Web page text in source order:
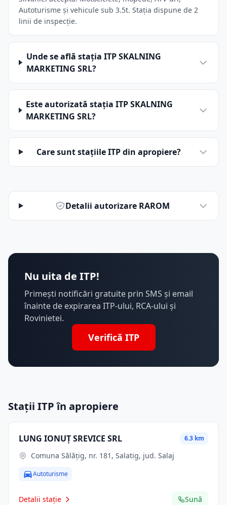
Autoturisme și vehicule sub 3.5t. Stația dispune de 2
linii de inspecție.
Unde se află stația ITP SKALNING
MARKETING SRL?
Este autorizată stația ITP SKALNING
MARKETING SRL?
Care sunt stațiile ITP din apropiere?
Detalii autorizare RAROM
Nu uita de ITP!
Primești notificări gratuite prin SMS și email
înainte de expirarea ITP-ului, RCA-ului și
Rovinietei.
Verifică ITP
Stații ITP în apropiere
LUNG IONUŢ SREVICE SRL 6.3 km
Comuna Sălăţig, nr. 181, Salatig, jud. Salaj
Autoturisme
Detalii stație Sună